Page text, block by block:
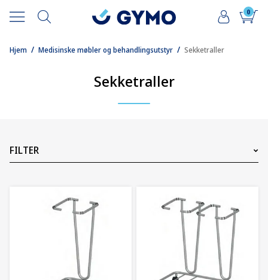
0
/
Hjem /
Medisinske møbler og behandlingsutstyr Sekketraller
Sekketraller
FILTER